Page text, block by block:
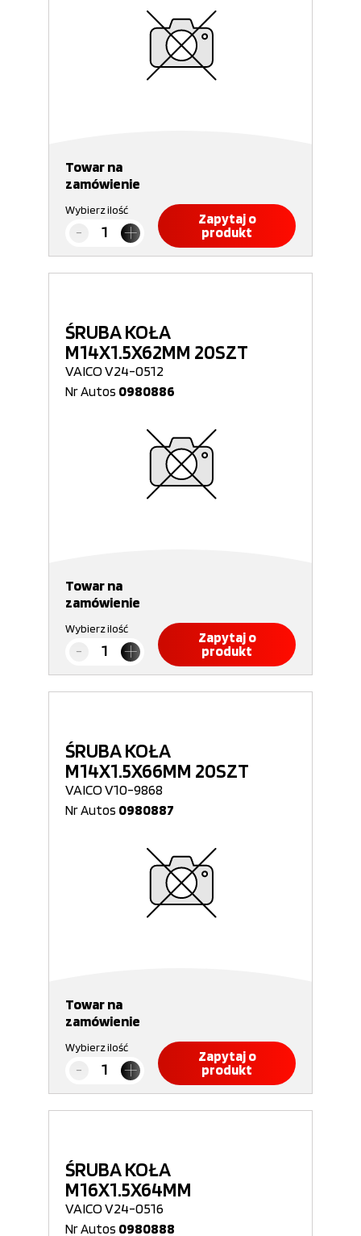
Towar na
zamówienie
Wybierz ilość
Zapytaj o
produkt
ŚRUBA KOŁA
M14X1.5X62MM 20SZT
VAICO V24-0512
Nr Autos 0980886
Towar na
zamówienie
Wybierz ilość
Zapytaj o
produkt
ŚRUBA KOŁA
M14X1.5X66MM 20SZT
VAICO V10-9868
Nr Autos 0980887
Towar na
zamówienie
Wybierz ilość
Zapytaj o
produkt
ŚRUBA KOŁA
M16X1.5X64MM
VAICO V24-0516
Nr Autos 0980888